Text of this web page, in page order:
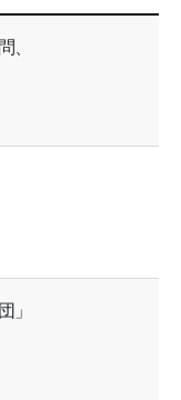
、
」